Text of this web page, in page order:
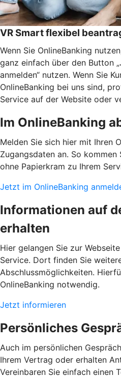
VR Smart flexibel
Wenn Sie OnlineBanking
ganz einfach über den Button
anmelden“ nutzen. Wenn Sie
OnlineBanking bei uns sind,
Service auf der Website oder
Im OnlineBanking
Melden Sie sich hier mit Ihren
Zugangsdaten an. So kommen
ohne Papierkram zu Ihrem
Jetzt im OnlineBanking
Informationen auf
erhalten
Hier gelangen Sie zur
Service. Dort finden Sie
Abschlussmöglichkeiten.
OnlineBanking notwendig.
Jetzt informieren
Persönliches
Auch im persönlichen
Ihrem Vertrag oder erhalten
Vereinbaren Sie einfach einen